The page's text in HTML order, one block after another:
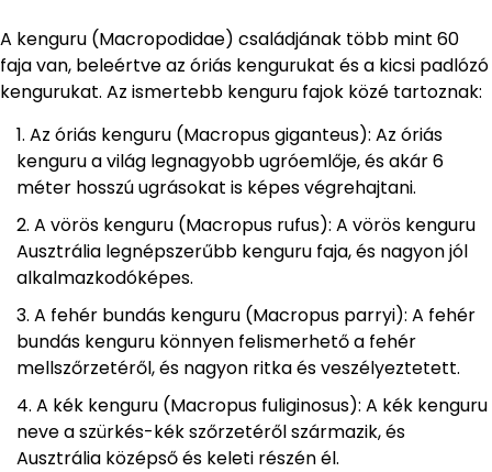
A kenguru (Macropodidae) családjának több mint 60
faja van, beleértve az óriás kengurukat és a kicsi padlózó
kengurukat. Az ismertebb kenguru fajok közé tartoznak:
Az óriás kenguru (Macropus giganteus): Az óriás
kenguru a világ legnagyobb ugróemlője, és akár 6
méter hosszú ugrásokat is képes végrehajtani.
A vörös kenguru (Macropus rufus): A vörös kenguru
Ausztrália legnépszerűbb kenguru faja, és nagyon jól
alkalmazkodóképes.
A fehér bundás kenguru (Macropus parryi): A fehér
bundás kenguru könnyen felismerhető a fehér
mellszőrzetéről, és nagyon ritka és veszélyeztetett.
A kék kenguru (Macropus fuliginosus): A kék kenguru
neve a szürkés-kék szőrzetéről származik, és
Ausztrália középső és keleti részén él.